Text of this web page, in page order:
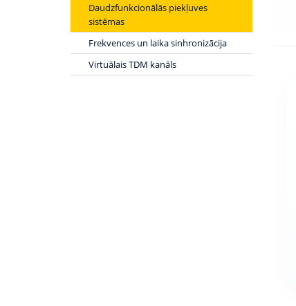
Daudzfunkcionālās piekļuves
sistēmas
Frekvences un laika sinhronizācija
Virtuālais TDM kanāls